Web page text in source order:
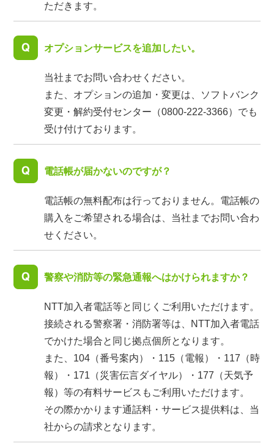
ただきます。
オプションサービスを追加したい。
当社までお問い合わせください。
また、オプションの追加・変更は、ソフトバンク
変更・解約受付センター（0800-222-3366）でも
受け付けております。
電話帳が届かないのですが？
電話帳の無料配布は行っておりません。電話帳の
購入をご希望される場合は、当社までお問い合わ
せください。
警察や消防等の緊急通報へはかけられますか？
NTT加入者電話等と同じくご利用いただけます。
接続される警察署・消防署等は、NTT加入者電話
でかけた場合と同じ拠点個所となります。
また、104（番号案内）・115（電報）・117（時
報）・171（災害伝言ダイヤル）・177（天気予
報）等の有料サービスもご利用いただけます。
その際かかります通話料・サービス提供料は、当
社からの請求となります。